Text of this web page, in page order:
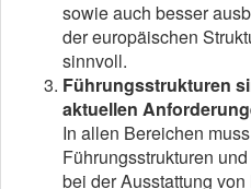
sowie auch besser
der europäischen
sinnvoll.
Führungsstrukturen
aktuellen
In allen Bereichen
Führungsstrukturen
bei der Ausstattung